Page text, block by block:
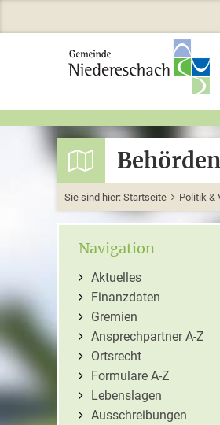
Sie sind hier: Startseite Politik &
Navigation
Aktuelles
Finanzdaten
Gremien
Ansprechpartner A-Z
Ortsrecht
Formulare A-Z
Lebenslagen
Ausschreibungen